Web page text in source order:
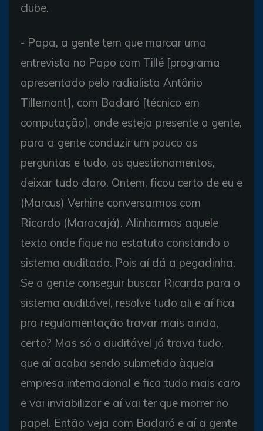
clube.
- Papa, a gente tem que marcar uma
entrevista no Papo com Tillé [programa
apresentado pelo radialista Antônio
Tillemont], com Badaró [técnico em
computação], onde esteja presente a gente,
para a gente conduzir um pouco as
perguntas e tudo, os questionamentos,
deixar tudo claro. Ontem, ficou certo de eu e
(Marcus) Verhine conversarmos com
Ricardo (Maracajá). Alinharmos aquele
texto onde fique no estatuto constando o
sistema auditado. Pois aí dá a pegadinha.
Se a gente conseguir buscar Ricardo para o
sistema auditável, resolve tudo ali e aí fica
pra regulamentação travar mais ainda,
certo? Mas só o auditável já trava tudo,
que aí acaba sendo submetido àquela
empresa internacional e fica tudo mais caro
e vai inviabilizar e aí vai ter que morrer no
papel. Então veja com Badaró e aí a gente